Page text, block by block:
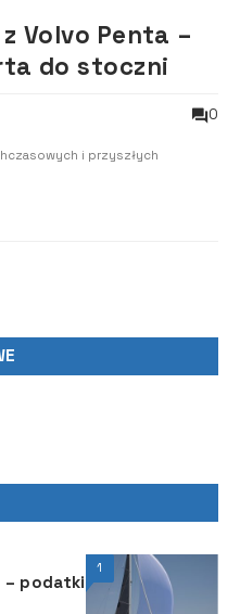
Volvo Penta –
do stoczni
0
i przyszłych
1
– podatki